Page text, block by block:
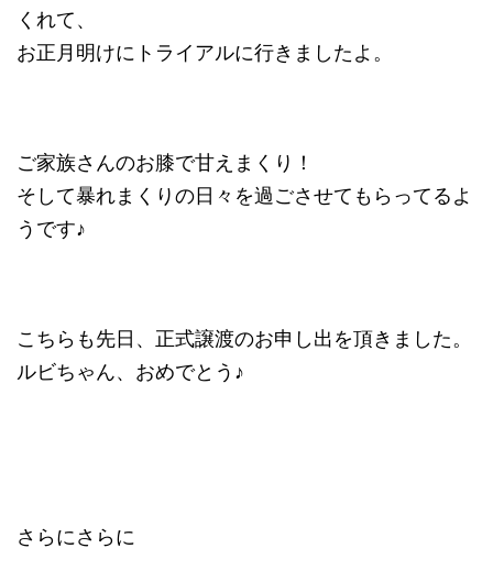
くれて、
お正月明けにトライアルに行きましたよ。
ご家族さんのお膝で甘えまくり！
そして暴れまくりの日々を過ごさせてもらってるよ
うです♪
こちらも先日、正式譲渡のお申し出を頂きました。
ルビちゃん、おめでとう♪
さらにさらに